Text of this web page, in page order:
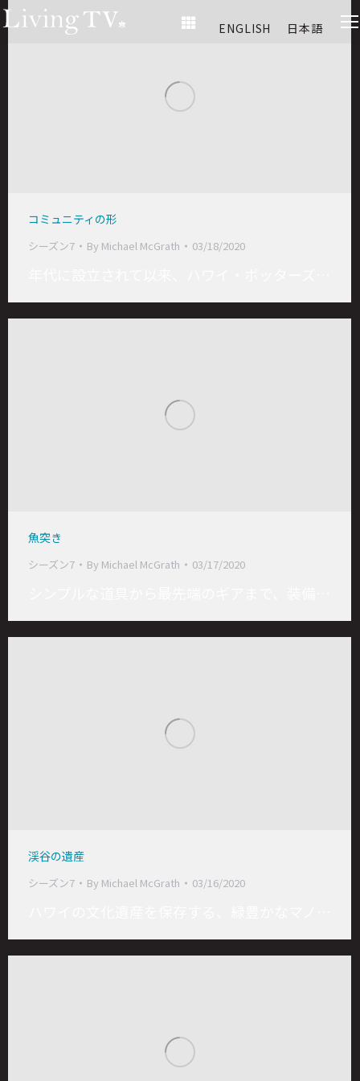
ENGLISH 日本語
コミュニティの形
シーズン7 By Michael McGrath 03/18/2020
魚突き
シーズン7 By Michael McGrath 03/17/2020
渓谷の遺産
シーズン7 By Michael McGrath 03/16/2020